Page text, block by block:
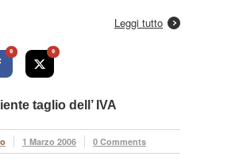
Leggi tutto
0 0
taglio dell’ IVA
1 Marzo 2006 0 Comments